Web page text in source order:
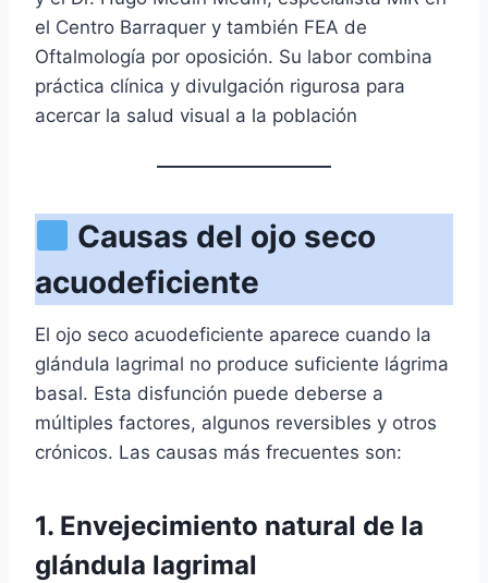
el Centro Barraquer y también FEA de
Oftalmología por oposición. Su labor combina
práctica clínica y divulgación rigurosa para
acercar la salud visual a la población
Causas del ojo seco
acuodeficiente
El ojo seco acuodeficiente aparece cuando la
glándula lagrimal no produce suficiente lágrima
basal. Esta disfunción puede deberse a
múltiples factores, algunos reversibles y otros
crónicos. Las causas más frecuentes son:
1. Envejecimiento natural de la
glándula lagrimal